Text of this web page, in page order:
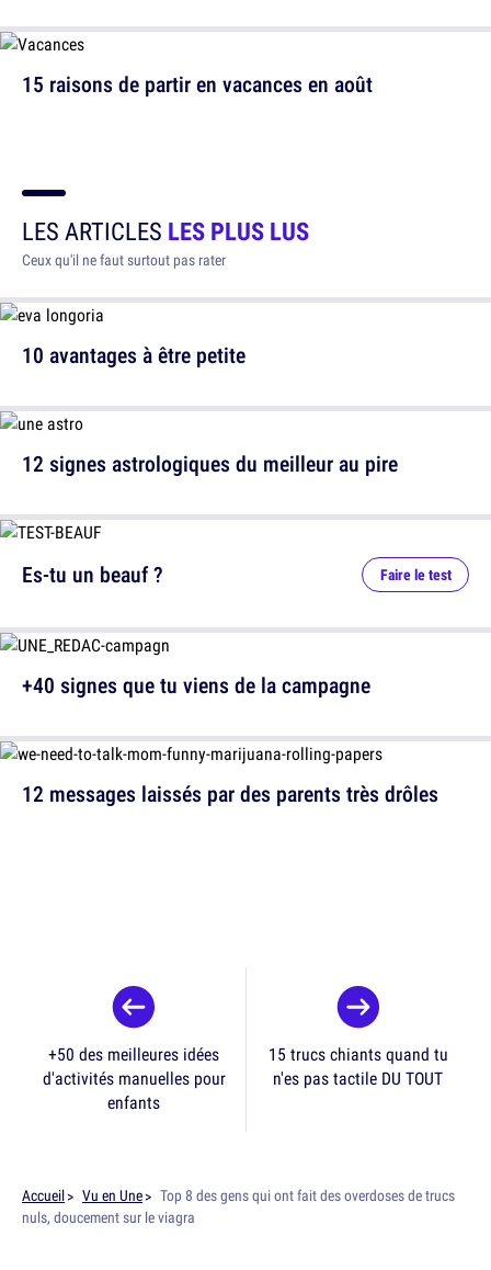
15 raisons de partir en vacances en août
LES ARTICLES LES PLUS LUS
Ceux qu'il ne faut surtout pas rater
10 avantages à être petite
12 signes astrologiques du meilleur au pire
12 messages laissés par des parents très drôles
Es-tu un beauf ? Faire le test
+40 signes que tu viens de la campagne
+50 des meilleures idées
d'activités manuelles pour
enfants
15 trucs chiants quand tu
n'es pas tactile DU TOUT
Accueil Vu en Une
Top 8 des gens qui ont fait des overdoses de trucs
nuls, doucement sur le viagra